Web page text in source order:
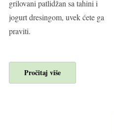
grilovani patlidžan sa tahini i
jogurt dresingom, uvek ćete ga
praviti.
Pročitaj više